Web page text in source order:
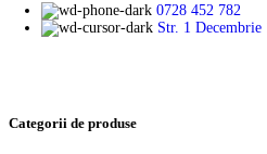
0728 452 782
Str. 1
Categorii de produse